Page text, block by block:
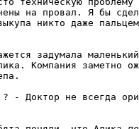
на провал. Я бы
никто даже
задумала маленький
Компания заметно
не всегда